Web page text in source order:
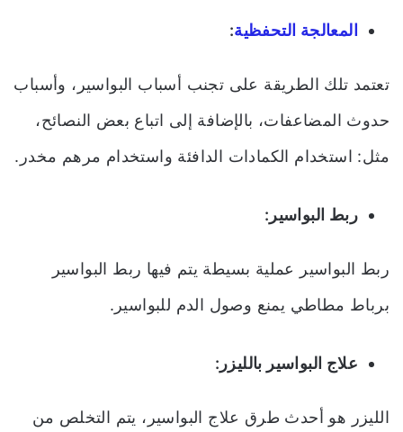
المعالجة التحفظية:
تعتمد تلك الطريقة على تجنب أسباب البواسير، وأسباب
حدوث المضاعفات، بالإضافة إلى اتباع بعض النصائح،
مثل: استخدام الكمادات الدافئة واستخدام مرهم مخدر.
ربط البواسير:
ربط البواسير عملية بسيطة يتم فيها ربط البواسير
برباط مطاطي يمنع وصول الدم للبواسير.
علاج البواسير بالليزر:
الليزر هو أحدث طرق علاج البواسير، يتم التخلص من